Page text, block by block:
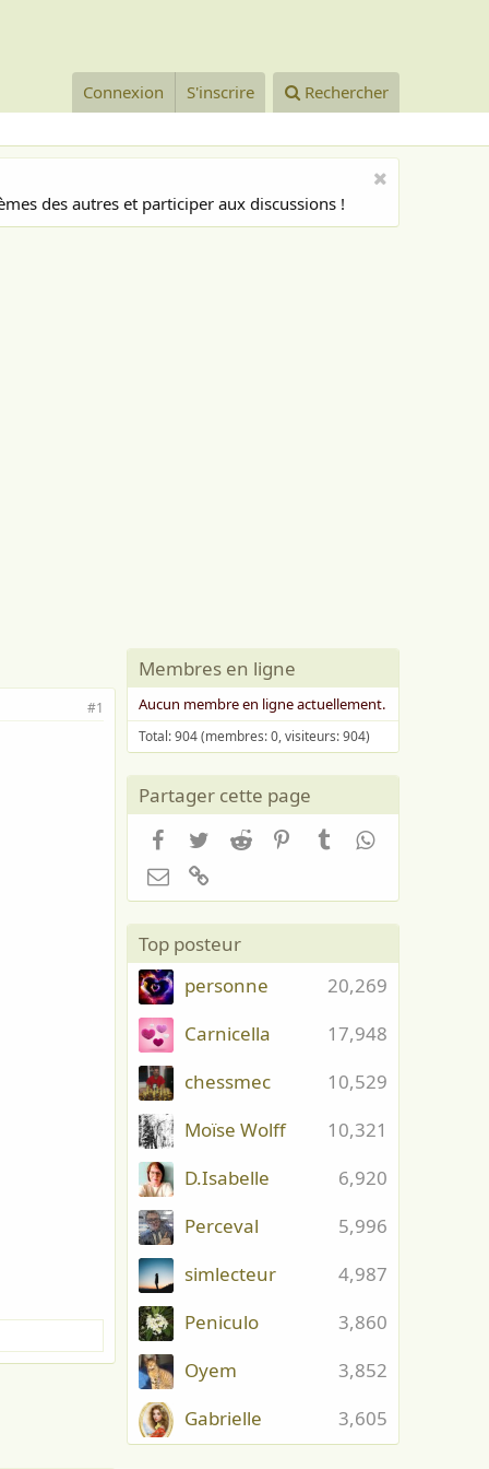
Connexion S'inscrire Rechercher
des autres et participer aux discussions !
#1
Membres en ligne
Aucun membre en ligne actuellement.
Total: 904 (membres: 0, visiteurs: 904)
Partager cette page
Facebook
TwitterReddit PinterestTumblrWhatsApp
Email
Top posteur
20,269
personne
17,948
Carnicella
10,529
chessmec
10,321
Moïse Wolff
6,920
D.Isabelle
5,996
Perceval
4,987
simlecteur
3,860
Peniculo
3,852
Oyem
3,605
Gabrielle